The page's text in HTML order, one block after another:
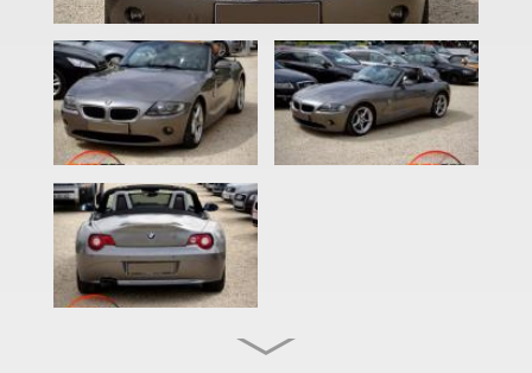
2 Series F22
2 Series F23
2 Series F45
2 Series F46
M2 F87
2 Series F44 Gran Coupe
M2 F44 Gran Coupe